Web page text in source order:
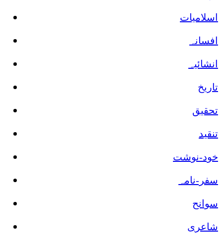
اسلامیات
افسانہ
انشائیہ
تاریخ
تحقیق
تنقید
خود-نوشت
سفر-نامہ
سوانح
شاعری